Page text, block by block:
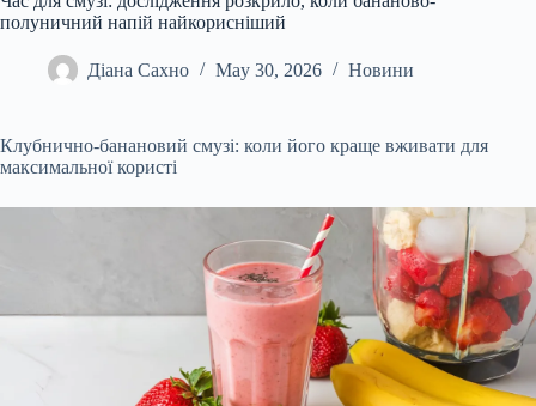
полуничний напій найкорисніший
Діана Сахно May 30, 2026 Новини
Клубнично-банановий смузі: коли його краще вживати для
максимальної користі